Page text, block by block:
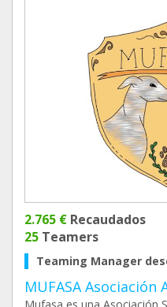
2.765 € Recaudados
25 Teamers
Teaming Manager
MUFASA Asociación